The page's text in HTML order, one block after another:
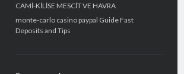
CAMİ-KİLİSE MESCİT VE HAVRA
monte-carlo casino paypal Guide Fast
Deposits and Tips